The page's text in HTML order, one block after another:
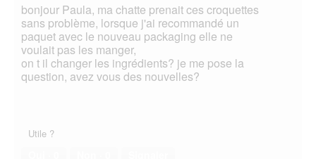
bonjour Paula, ma chatte prenait ces croquettes
sans problème, lorsque j'ai recommandé un
paquet avec le nouveau packaging elle ne
voulait pas les manger,
on t il changer les ingrédients? je me pose la
question, avez vous des nouvelles?
Utile ?